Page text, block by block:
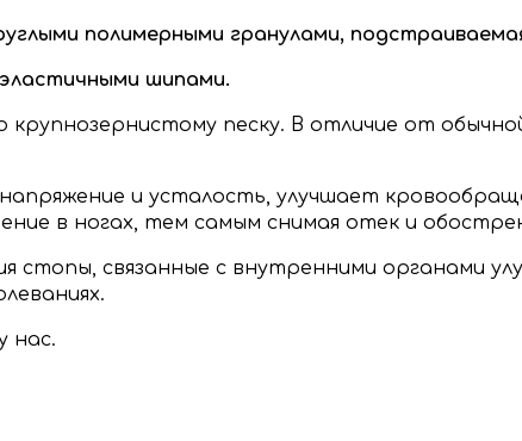
полимерными гранулами,
шипами.
крупнозернистому песку. В отличие от
и усталость, улучшает
в ногах, тем самым снимая отек и
стопы, связанные с внутренними органами
нас.